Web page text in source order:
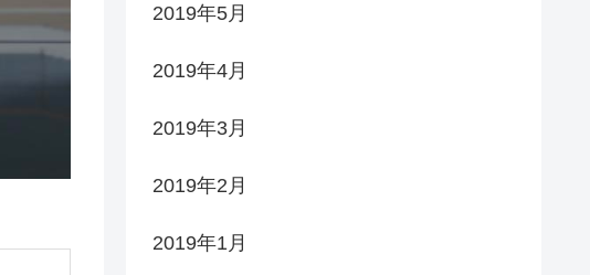
2019年5月
2019年4月
2019年3月
2019年2月
2019年1月